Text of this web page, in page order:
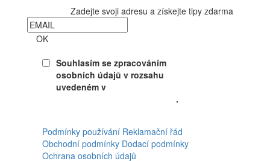
Zadejte svoji adresu a získejte tipy zdarma
OK
Souhlasím se zpracováním
osobních údajů v rozsahu
uvedeném v
.
Podmínky používání Reklamační řád
Obchodní podmínky Dodací podmínky
Ochrana osobních údajů